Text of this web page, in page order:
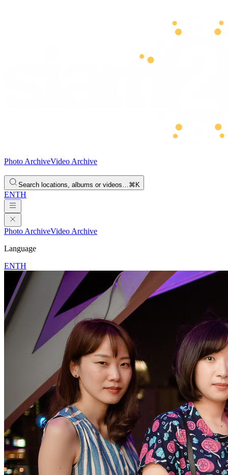
Photo ArchiveVideo Archive
Search locations, albums or videos…⌘K
ENTH
Photo ArchiveVideo Archive
Language
ENTH